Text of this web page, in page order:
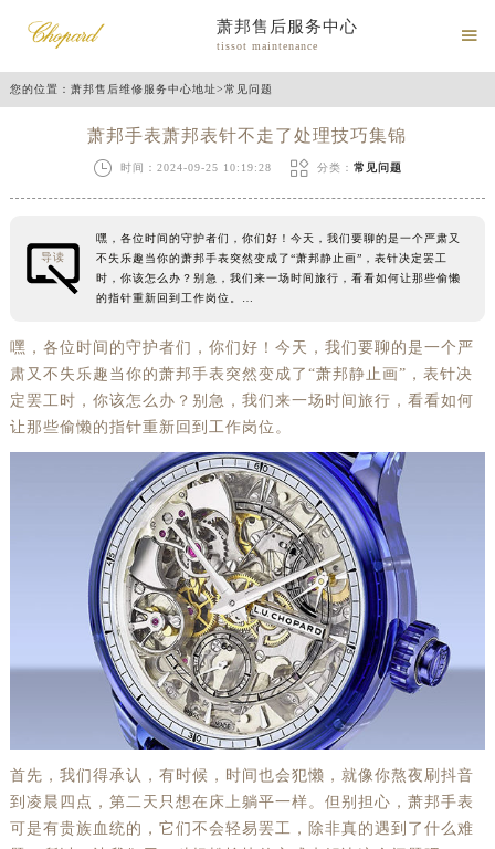
萧邦售后服务中心
tissot maintenance

您的位置： 萧邦售后维修服务中心地址>常见问题
萧邦手表萧邦表针不走了处理技巧集锦
 时间：2024-09-25 10:19:28  分类： 常见问题
导读
嘿，各位时间的守护者们，你们好！今天，我们要聊的是一个严肃又
不失乐趣当你的萧邦手表突然变成了“萧邦静止画”，表针决定罢工
时，你该怎么办？别急，我们来一场时间旅行，看看如何让那些偷懒
的指针重新回到工作岗位。…
嘿，各位时间的守护者们，你们好！今天，我们要聊的是一个严
肃又不失乐趣当你的萧邦手表突然变成了“萧邦静止画”，表针决
定罢工时，你该怎么办？别急，我们来一场时间旅行，看看如何
让那些偷懒的指针重新回到工作岗位。
首先，我们得承认，有时候，时间也会犯懒，就像你熬夜刷抖音
到凌晨四点，第二天只想在床上躺平一样。但别担心，萧邦手表
可是有贵族血统的，它们不会轻易罢工，除非真的遇到了什么难